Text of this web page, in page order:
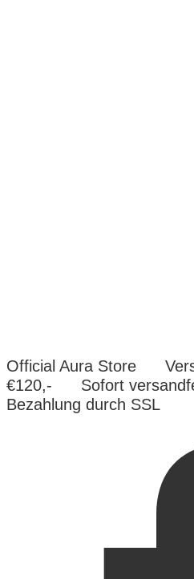
Official Aura Store
€120,- Sofort
Bezahlung durch SSL